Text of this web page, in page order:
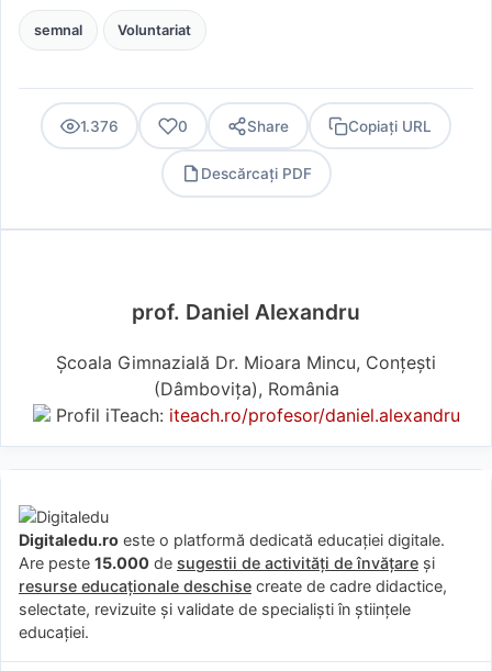
semnal Voluntariat
1.376 0 Share Copiați URL
Descărcați PDF
prof. Daniel Alexandru
Școala Gimnazială Dr. Mioara Mincu, Conțești
(Dâmboviţa), România
Profil iTeach: iteach.ro/profesor/daniel.alexandru
Digitaledu.ro este o platformă dedicată educației digitale.
Are peste 15.000 de sugestii de activități de învățare și
resurse educaționale deschise create de cadre didactice,
selectate, revizuite și validate de specialiști în științele
educației.